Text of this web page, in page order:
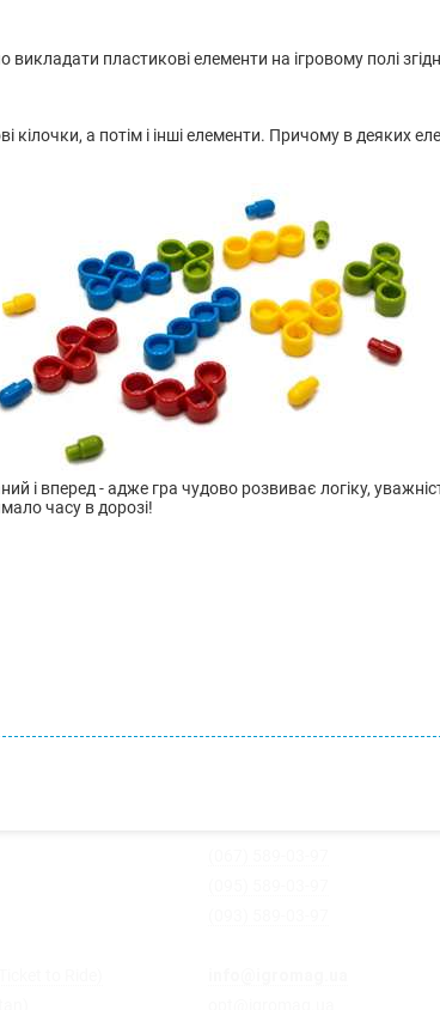
пластикові елементи на ігровому полі
а потім і інші елементи. Причому в деяких
і вперед - адже гра чудово розвиває логіку,
часу в дорозі!